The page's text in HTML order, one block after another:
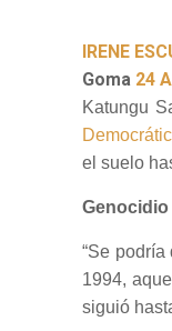
IRENE
Goma 24
Katungu
el suelo
“Se podría
1994,
siguió